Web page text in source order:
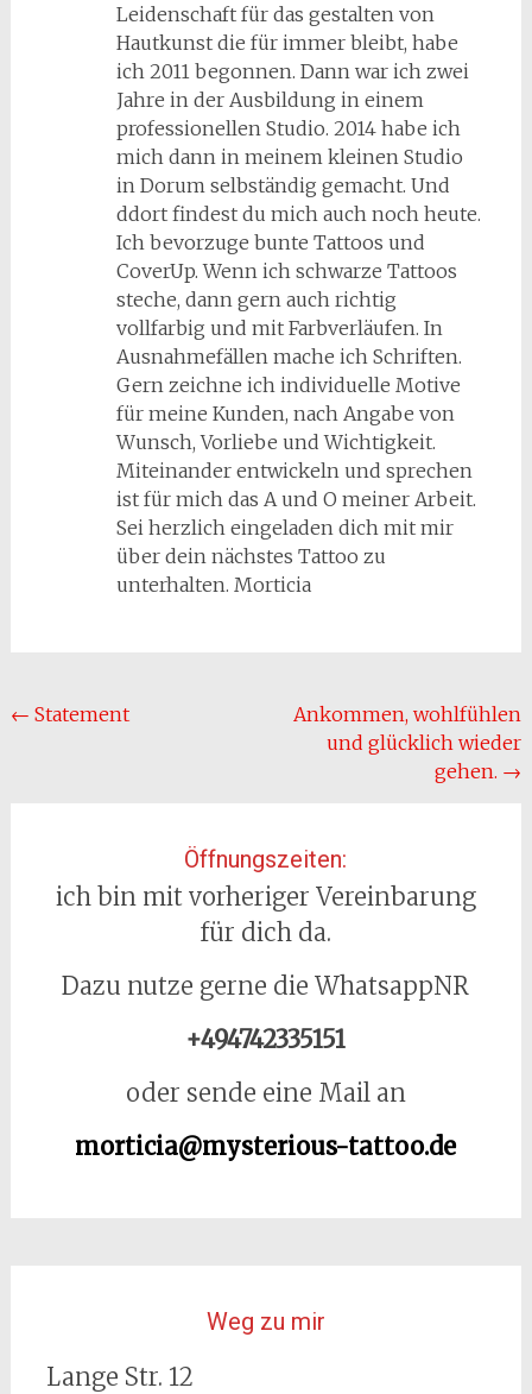
Leidenschaft für das gestalten von
Hautkunst die für immer bleibt, habe
ich 2011 begonnen. Dann war ich zwei
Jahre in der Ausbildung in einem
professionellen Studio. 2014 habe ich
mich dann in meinem kleinen Studio
in Dorum selbständig gemacht. Und
ddort findest du mich auch noch heute.
Ich bevorzuge bunte Tattoos und
CoverUp. Wenn ich schwarze Tattoos
steche, dann gern auch richtig
vollfarbig und mit Farbverläufen. In
Ausnahmefällen mache ich Schriften.
Gern zeichne ich individuelle Motive
für meine Kunden, nach Angabe von
Wunsch, Vorliebe und Wichtigkeit.
Miteinander entwickeln und sprechen
ist für mich das A und O meiner Arbeit.
Sei herzlich eingeladen dich mit mir
über dein nächstes Tattoo zu
unterhalten. Morticia
Beitragsnavigation
← Statement
Ankommen, wohlfühlen
und glücklich wieder
gehen. →
Öffnungszeiten:
ich bin mit vorheriger Vereinbarung
für dich da.
Dazu nutze gerne die WhatsappNR
+494742335151
oder sende eine Mail an
morticia@mysterious-tattoo.de
Weg zu mir
Lange Str. 12